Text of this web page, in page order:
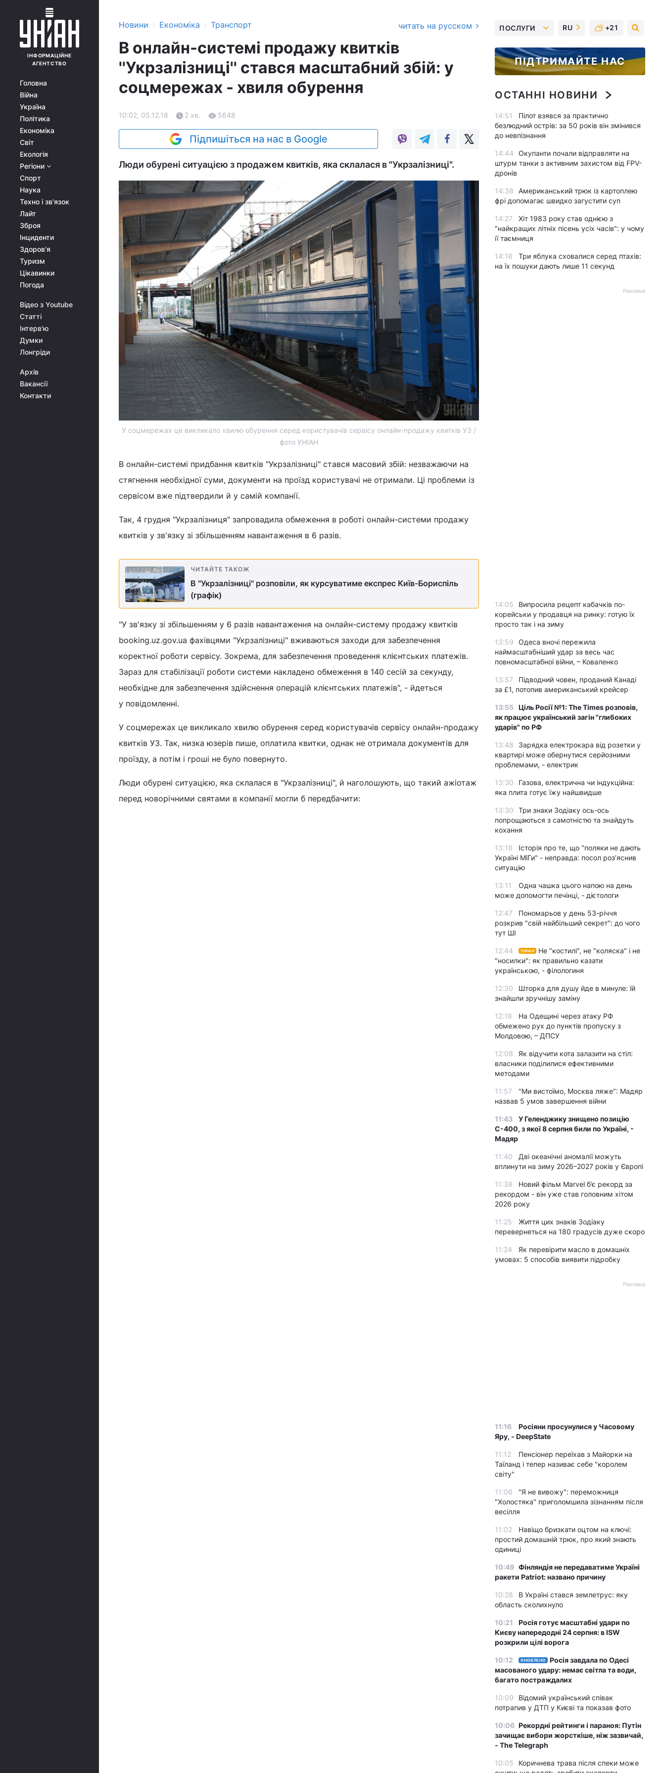
ІНФОРМАЦІЙНЕ
АГЕНТСТВО
Головна
Війна
Україна
Політика
Економіка
Світ
Екологія
Регіони
Спорт
Наука
Техно і зв'язок
Лайт
Зброя
Інциденти
Здоров'я
Туризм
Цікавинки
Погода
Відео з Youtube
Статті
Інтерв'ю
Думки
Лонгріди
Архів
Вакансії
Контакти
Новини › Економіка › Транспорт читать на русском
В онлайн-системі продажу квитків
''Укрзалізниці'' стався масштабний збій: у
соцмережах - хвиля обурення
10:02, 05.12.18 2 хв. 5648
Підпишіться на нас в Google
Люди обурені ситуацією з продажем квитків, яка склалася в "Укрзалізниці".
У соцмережах це викликало хвилю обурення серед користувачів сервісу онлайн-продажу квитків УЗ /
фото УНІАН
В онлайн-системі придбання квитків "Укрзалізниці" стався масовий збій: незважаючи на
стягнення необхідної суми, документи на проїзд користувачі не отримали. Ці проблеми із
сервісом вже підтвердили й у самій компанії.
Так, 4 грудня "Укрзалізниця" запровадила обмеження в роботі онлайн-системи продажу
квитків у зв'язку зі збільшенням навантаження в 6 разів.
ЧИТАЙТЕ ТАКОЖ
В "Укрзалізниці" розповіли, як курсуватиме експрес Київ-Бориспіль
(графік)
"У зв'язку зі збільшенням у 6 разів навантаження на онлайн-систему продажу квитків
booking.uz.gov.ua фахівцями "Укрзалізниці" вживаються заходи для забезпечення
коректної роботи сервісу. Зокрема, для забезпечення проведення клієнтських платежів.
Зараз для стабілізації роботи системи накладено обмеження в 140 сесій за секунду,
необхідне для забезпечення здійснення операцій клієнтських платежів", - йдеться
у повідомленні.
У соцмережах це викликало хвилю обурення серед користувачів сервісу онлайн-продажу
квитків УЗ. Так, низка юзерів пише, оплатила квитки, однак не отримала документів для
проїзду, а потім і гроші не було повернуто.
Люди обурені ситуацією, яка склалася в "Укрзалізниці", й наголошують, що такий ажіотаж
перед новорічними святами в компанії могли б передбачити:
ПОСЛУГИ RU +21
ПІДТРИМАЙТЕ НАС
ОСТАННІ НОВИНИ
14:51
Пілот взявся за практично
безлюдний острів: за 50 років він змінився
до невпізнання
14:44
Окупанти почали відправляти на
штурм танки з активним захистом від FPV-
дронів
14:38
Американський трюк із картоплею
фрі допомагає швидко загустити суп
14:27
Хіт 1983 року став однією з
"найкращих літніх пісень усіх часів": у чому
її таємниця
14:16
Три яблука сховалися серед птахів:
на їх пошуки дають лише 11 секунд
Реклама
14:05
Випросила рецепт кабачків по-
корейськи у продавця на ринку: готую їх
просто так і на зиму
13:59
Одеса вночі пережила
наймасштабніший удар за весь час
повномасштабної війни, – Коваленко
13:57
Підводний човен, проданий Канаді
за £1, потопив американський крейсер
13:55 Ціль Росії №1: The Times розповів,
як працює український загін "глибоких
ударів" по РФ
13:48
Зарядка електрокара від розетки у
квартирі може обернутися серйозними
проблемами, - електрик
13:30
Газова, електрична чи індукційна:
яка плита готує їжу найшвидше
13:30
Три знаки Зодіаку ось-ось
попрощаються з самотністю та знайдуть
кохання
13:18
Історія про те, що "поляки не дають
Україні МіГи" - неправда: посол роз’яснив
ситуацію
13:11
Одна чашка цього напою на день
може допомогти печінці, - дієтологи
12:47
Пономарьов у день 53-річчя
розкрив "свій найбільший секрет": до чого
тут ШІ
12:44 УНІАН
Не "костилі", не "коляска" і не
"носилки": як правильно казати
українською, - філологиня
12:30
Шторка для душу йде в минуле: їй
знайшли зручнішу заміну
12:18
На Одещині через атаку РФ
обмежено рух до пунктів пропуску з
Молдовою, – ДПСУ
12:08
Як відучити кота залазити на стіл:
власники поділилися ефективними
методами
11:57
"Ми вистоїмо, Москва ляже": Мадяр
назвав 5 умов завершення війни
11:43
У Геленджику знищено позицію
С-400, з якої 8 серпня били по Україні, -
Мадяр
11:40
Дві океанічні аномалії можуть
вплинути на зиму 2026–2027 років у Європі
11:38
Новий фільм Marvel б’є рекорд за
рекордом - він уже став головним хітом
2026 року
11:25
Життя цих знаків Зодіаку
перевернеться на 180 градусів дуже скоро
11:24
Як перевірити масло в домашніх
умовах: 5 способів виявити підробку
Реклама
11:16
Росіяни просунулися у Часовому
Яру, - DeepState
11:12
Пенсіонер переїхав з Майорки на
Таїланд і тепер називає себе "королем
світу"
11:06
"Я не вивожу": переможниця
"Холостяка" приголомшила зізнанням після
весілля
11:02
Навіщо бризкати оцтом на ключі:
простий домашній трюк, про який знають
одиниці
10:49 Фінляндія не передаватиме Україні
ракети Patriot: названо причину
10:28
В Україні стався землетрус: яку
область сколихнуло
10:21
Росія готує масштабні удари по
Києву напередодні 24 серпня: в ISW
розкрили цілі ворога
10:12 ОНОВЛЕНО
Росія завдала по Одесі
масованого удару: немає світла та води,
багато постраждалих
10:09
Відомий український співак
потрапив у ДТП у Києві та показав фото
10:06 Рекордні рейтинги і параноя: Путін
зачищає вибори жорсткіше, ніж зазвичай,
- The Telegraph
10:05
Коричнева трава після спеки може